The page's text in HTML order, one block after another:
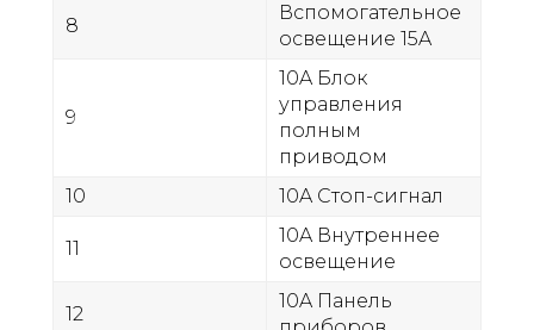
8
Вспомогательное
освещение 15A
9
10A Блок
управления
полным
приводом
10
10A Стоп-сигнал
11
10A Внутреннее
освещение
12
10A Панель